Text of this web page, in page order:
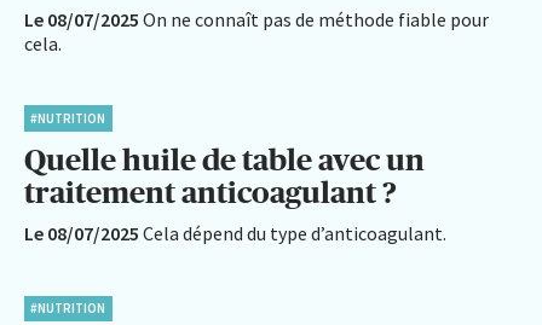
Le 08/07/2025 On ne connaît pas de méthode fiable pour
cela.
#NUTRITION
Quelle huile de table avec un
traitement anticoagulant ?
Le 08/07/2025 Cela dépend du type d’anticoagulant.
#NUTRITION